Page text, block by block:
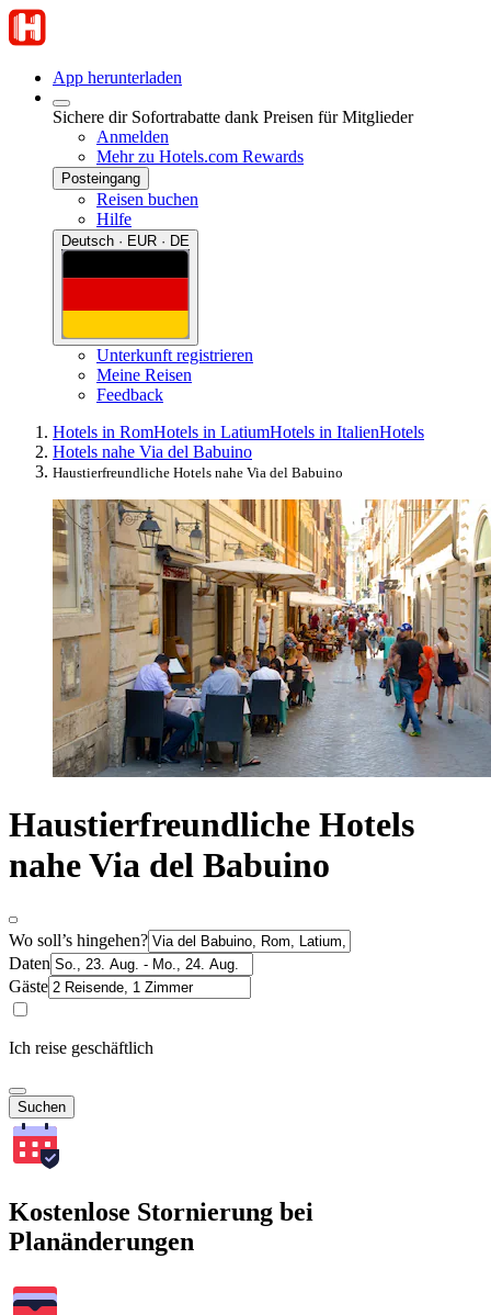
App herunterladen
Sichere dir Sofortrabatte dank Preisen für Mitglieder
Anmelden
Mehr zu Hotels.com Rewards
Posteingang
Reisen buchen
Hilfe
Deutsch · EUR · DE
Unterkunft registrieren
Meine Reisen
Feedback
Hotels in RomHotels in LatiumHotels in ItalienHotels
Hotels nahe Via del Babuino
Haustierfreundliche Hotels nahe Via del Babuino
Haustierfreundliche Hotels
nahe Via del Babuino
Wo soll’s hingehen?
Daten
Gäste
Ich reise geschäftlich
Suchen
Kostenlose Stornierung bei
Planänderungen